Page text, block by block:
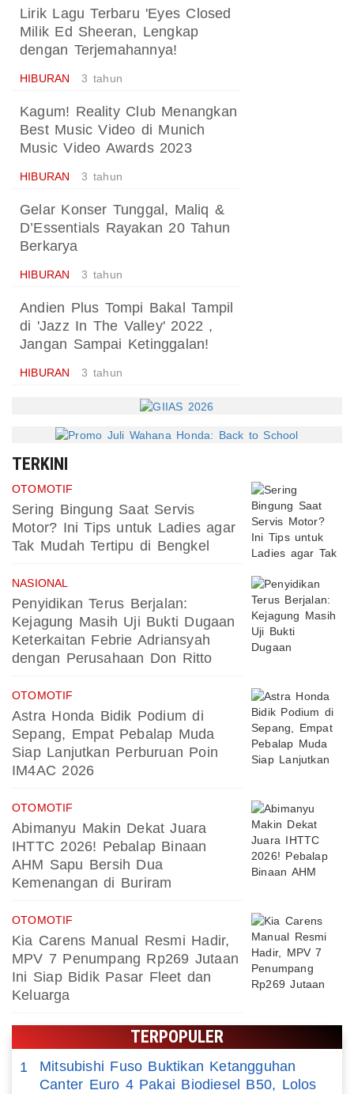
Lirik Lagu Terbaru 'Eyes Closed
Milik Ed Sheeran, Lengkap
dengan Terjemahannya!
HIBURAN 3 tahun
Kagum! Reality Club Menangkan
Best Music Video di Munich
Music Video Awards 2023
HIBURAN 3 tahun
Gelar Konser Tunggal, Maliq &
D’Essentials Rayakan 20 Tahun
Berkarya
HIBURAN 3 tahun
Andien Plus Tompi Bakal Tampil
di 'Jazz In The Valley' 2022 ,
Jangan Sampai Ketinggalan!
HIBURAN 3 tahun
TERKINI
OTOMOTIF
Sering Bingung Saat Servis
Motor? Ini Tips untuk Ladies agar
Tak Mudah Tertipu di Bengkel
NASIONAL
Penyidikan Terus Berjalan:
Kejagung Masih Uji Bukti Dugaan
Keterkaitan Febrie Adriansyah
dengan Perusahaan Don Ritto
OTOMOTIF
Astra Honda Bidik Podium di
Sepang, Empat Pebalap Muda
Siap Lanjutkan Perburuan Poin
IM4AC 2026
OTOMOTIF
Abimanyu Makin Dekat Juara
IHTTC 2026! Pebalap Binaan
AHM Sapu Bersih Dua
Kemenangan di Buriram
OTOMOTIF
Kia Carens Manual Resmi Hadir,
MPV 7 Penumpang Rp269 Jutaan
Ini Siap Bidik Pasar Fleet dan
Keluarga
TERPOPULER
1
Mitsubishi Fuso Buktikan Ketangguhan
Canter Euro 4 Pakai Biodiesel B50, Lolos